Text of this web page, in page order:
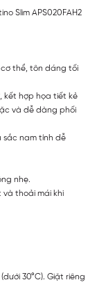
Slim APS020FAH2
cơ thể, tôn dáng tối
kết hợp họa tiết kẻ
và dễ dàng phối
sắc nam tính dễ
nhẹ.
và thoải mái khi
30°C). Giặt riêng